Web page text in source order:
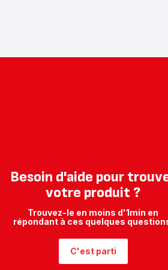
Besoin d'aide pour
votre produit ?
Trouvez-le en moins d'1min en
répondant à ces quelques
C'est parti